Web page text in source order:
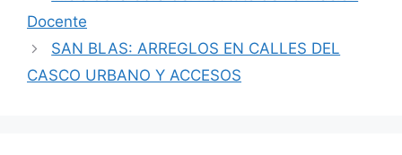
Docente
SAN BLAS: ARREGLOS EN CALLES DEL
CASCO URBANO Y ACCESOS